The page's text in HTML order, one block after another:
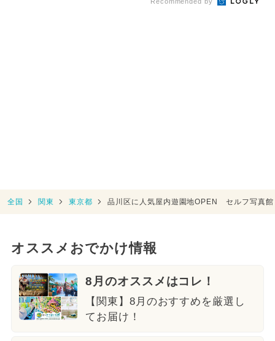
全国 関東 東京都 品川区に人気屋内遊園地OPEN セルフ写真館
オススメおでかけ情報
8月のオススメはコレ！
【関東】8月のおすすめを厳選し
てお届け！